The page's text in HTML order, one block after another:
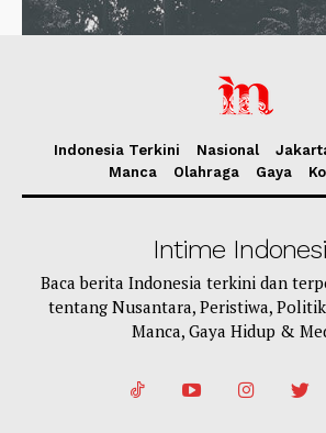
Indonesia Terkini Nasional
Manca
Olahraga Gaya
Intime
Baca berita Indonesia terkini dan
tentang Nusantara, Peristiwa,
Manca, Gaya Hidup &